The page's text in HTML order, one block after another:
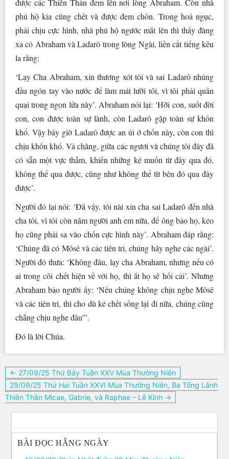
được các Thiên Thần đem lên nơi lòng Abraham. Còn nhà
phú hộ kia cũng chết và được đem chôn. Trong hoả ngục,
phải chịu cực hình, nhà phú hộ ngước mắt lên thì thấy đàng
xa có Abraham và Ladarô trong lòng Ngài, liền cất tiếng kêu
la rằng:
‘Lạy Cha Abraham, xin thương xót tôi và sai Ladarô nhúng
đầu ngón tay vào nước để làm mát lưỡi tôi, vì tôi phải quằn
quại trong ngọn lửa này’. Abraham nói lại: ‘Hỡi con, suốt đời
con, con được toàn sự lành, còn Ladarô gặp toàn sự khốn
khổ. Vậy bây giờ Ladarô được an ủi ở chốn này, còn con thì
chịu khốn khổ. Vả chăng, giữa các ngươi và chúng tôi đây đã
có sẵn một vực thẳm, khiến những kẻ muốn từ đây qua đó,
không thể qua được, cũng như không thể từ bên đó qua đây
được’.
Người đó lại nói: ‘Ðã vậy, tôi nài xin cha sai Ladarô đến nhà
cha tôi, vì tôi còn năm người anh em nữa, để ông bảo họ, kẻo
họ cũng phải sa vào chốn cực hình này’. Abraham đáp rằng:
‘Chúng đã có Môsê và các tiên tri, chúng hãy nghe các ngài’.
Người đó thưa: ‘Không đâu, lạy cha Abraham, nhưng nếu có
ai trong cõi chết hiện về với họ, thì ắt họ sẽ hối cải’. Nhưng
Abraham bảo người ấy: ‘Nếu chúng không chịu nghe Môsê
và các tiên tri, thì cho dù kẻ chết sống lại đi nữa, chúng cũng
chẳng chịu nghe đâu'”.
Ðó là lời Chúa.
Điều
hướng
bài
viết
← 27/09/25 Thứ Bảy Tuần XXV Mùa Thường Niên
29/09/25 Thứ Hai Tuần XXVI Mùa Thường Niên, Ba Tổng Lãnh
Thiên Thần Micae, Gabrie, và Raphae – Lễ Kính →
BÀI ĐỌC HẰNG NGÀY